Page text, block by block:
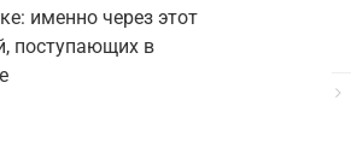
именно через этот
поступающих в